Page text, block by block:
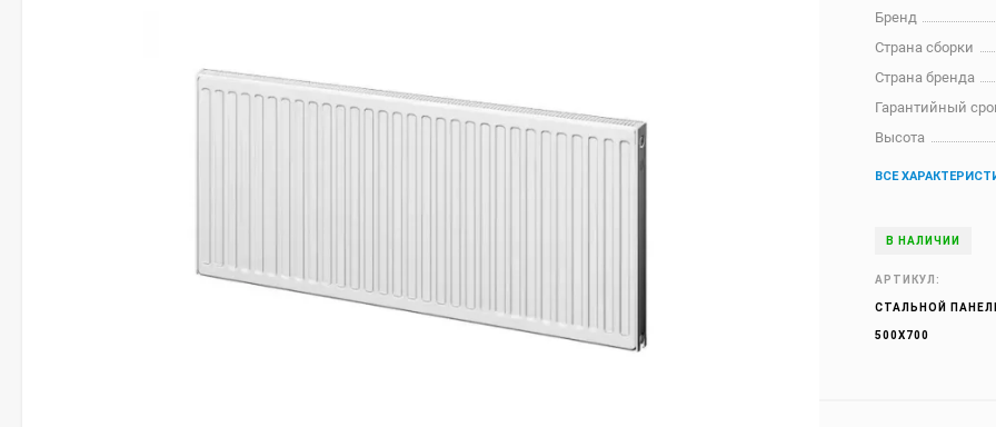
Бренд
Страна сборки
Страна бренда
Гарантийный
Высота
ВСЕ
В НАЛИЧИИ
АРТИКУЛ:
СТАЛЬНОЙ
500X700